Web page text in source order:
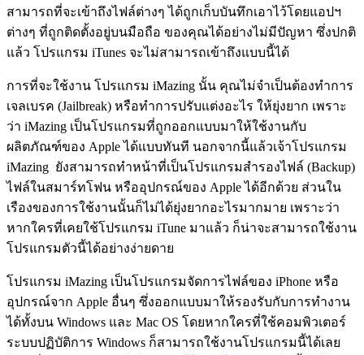
สามารถที่จะเข้าถึงไฟล์ต่างๆ ได้ถูกเก็บบันทึกเอาไว้โดยแอปฯ
ต่างๆ ที่ถูกติดตั้งอยู่บนมือถือ ของคุณได้อย่างไม่มีปัญหา ซึ่งปกติ
แล้ว โปรแกรม iTunes จะไม่สามารถเข้าถึงแบบนี้ได้
การที่จะใช้งาน โปรแกรม iMazing นั้น คุณไม่จำเป็นต้องทำการ
เจลเบรค (Jailbreak) หรือทำการปรับแต่งอะไร ให้ยุ่งยาก เพราะ
ว่า iMazing เป็นโปรแกรมที่ถูกออกแบบมาให้ใช้งานกับ
ผลิตภัณฑ์ของ Apple ได้แบบทันที นอกจากนี้แล้วเจ้าโปรแกรม
iMazing ยังสามารถทำหน้าที่เป็นโปรแกรมสำรองไฟล์ (Backup)
ไฟล์ในสมาร์ทโฟน หรืออุปกรณ์ของ Apple ได้อีกด้วย ส่วนใน
เรืองของการใช้งานนั้นก็ไม่ได้ยุ่งยากอะไรมากมาย เพราะว่า
หากใครที่เคยใช้โปรแกรม iTune มาแล้ว ก็น่าจะสามารถใช้งาน
โปรแกรมตัวนี้ได้อย่างง่ายดาย
โปรแกรม iMazing เป็นโปรแกรมจัดการไฟล์ของ iPhone หรือ
อุปกรณ์จาก Apple อื่นๆ ซึ่งออกแบบมาให้รองรับกับการทำงาน
ได้ทั้งบน Windows และ Mac OS โดยหากใครที่ใช้คอมพิวเตอร์
ระบบปฏิบัติการ Windows ก็สามารถใช้งานโปรแกรมนี้ได้เลย